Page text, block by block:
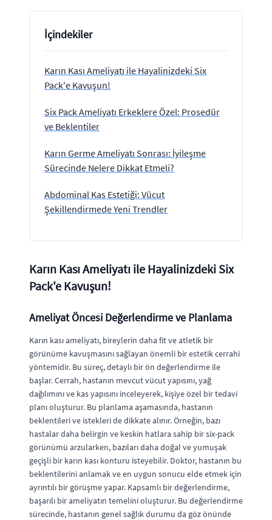
İçindekiler
Karın Kası Ameliyatı ile Hayalinizdeki Six
Pack'e Kavuşun!
Six Pack Ameliyatı Erkeklere Özel: Prosedür
ve Beklentiler
Karın Germe Ameliyatı Sonrası: İyileşme
Sürecinde Nelere Dikkat Etmeli?
Abdominal Kas Estetiği: Vücut
Şekillendirmede Yeni Trendler
Karın Kası Ameliyatı ile Hayalinizdeki Six
Pack'e Kavuşun!
Ameliyat Öncesi Değerlendirme ve Planlama
Karın kası ameliyatı, bireylerin daha fit ve atletik bir
görünüme kavuşmasını sağlayan önemli bir estetik cerrahi
yöntemidir. Bu süreç, detaylı bir ön değerlendirme ile
başlar. Cerrah, hastanın mevcut vücut yapısını, yağ
dağılımını ve kas yapısını inceleyerek, kişiye özel bir tedavi
planı oluşturur. Bu planlama aşamasında, hastanın
beklentileri ve istekleri de dikkate alınır. Örneğin, bazı
hastalar daha belirgin ve keskin hatlara sahip bir six-pack
görünümü arzularken, bazıları daha doğal ve yumuşak
geçişli bir karın kası konturu isteyebilir. Doktor, hastanın bu
beklentilerini anlamak ve en uygun sonucu elde etmek için
ayrıntılı bir görüşme yapar. Kapsamlı bir değerlendirme,
başarılı bir ameliyatın temelini oluşturur. Bu değerlendirme
sürecinde, hastanın genel sağlık durumu da göz önünde